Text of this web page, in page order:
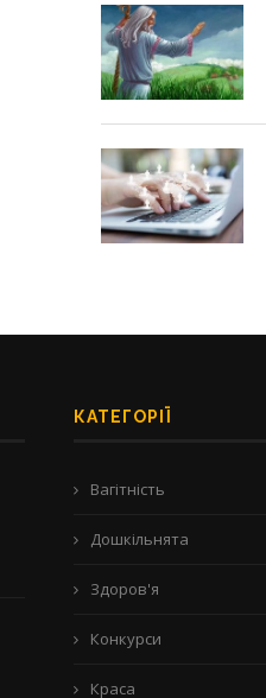
КАТЕГОРІЇ
Вагітність
Дошкільнята
Здоров'я
Конкурси
Краса